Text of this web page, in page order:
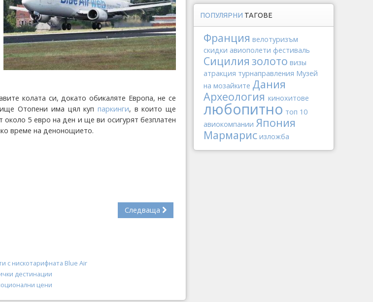
колата си, докато обикаляте Европа, не се
Отопени има цял куп паркинги, в които ще
5 евро на ден и ще ви осигурят безплатен
време на денонощието.
Следваща
с нискотарифната Blue Air
дестинации
цени
ПОПУЛЯРНИ ТАГОВЕ
Франция велотуризъм
скидки авиополети фестиваль
Сицилия золото визы
атракция турнаправления Музей
на мозайките Дания
Археология кинохитове
любопитно топ 10
авиокомпании Япония
Мармарис изложба